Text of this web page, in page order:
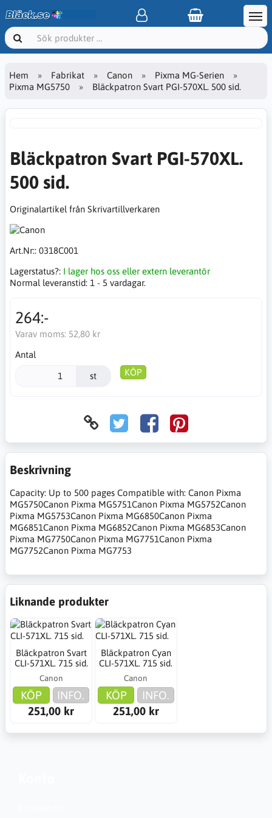
Hem Fabrikat Canon
Pixma MG-Serien
Pixma MG5750
Bläckpatron Svart PGI-570XL. 500 sid.
Bläckpatron Svart PGI-570XL.
500 sid.
Originalartikel från Skrivartillverkaren
Art.Nr:: 0318C001
Lagerstatus?: I lager hos oss eller extern leverantör
Normal leveranstid: 1 - 5 vardagar.
264:-
Varav moms: 52,80 kr
Antal
st KÖP
Beskrivning
Capacity: Up to 500 pages Compatible with: Canon Pixma
MG5750Canon Pixma MG5751Canon Pixma MG5752Canon
Pixma MG5753Canon Pixma MG6850Canon Pixma
MG6851Canon Pixma MG6852Canon Pixma MG6853Canon
Pixma MG7750Canon Pixma MG7751Canon Pixma
MG7752Canon Pixma MG7753
Liknande produkter
Bläckpatron Svart
CLI-571XL. 715 sid.
Canon
KÖP
INFO.
251,00 kr
Bläckpatron Cyan
CLI-571XL. 715 sid.
Canon
KÖP
INFO.
251,00 kr